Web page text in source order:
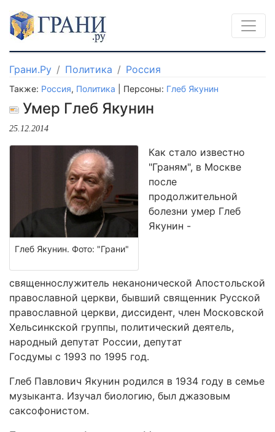
Грани.Ру Политика Россия
Также: Россия, Политика | Персоны: Глеб Якунин
Умер Глеб Якунин
25.12.2014
Глеб Якунин. Фото: "Грани"
Как стало известно
"Граням", в Москве
после
продолжительной
болезни умер Глеб
Якунин -
священнослужитель неканонической Апостольской
православной церкви, бывший священник Русской
православной церкви, диссидент, член Московской
Хельсинкской группы, политический деятель,
народный депутат России, депутат
Госдумы с 1993 по 1995 год.
Глеб Павлович Якунин родился в 1934 году в семье
музыканта. Изучал биологию, был джазовым
саксофонистом.